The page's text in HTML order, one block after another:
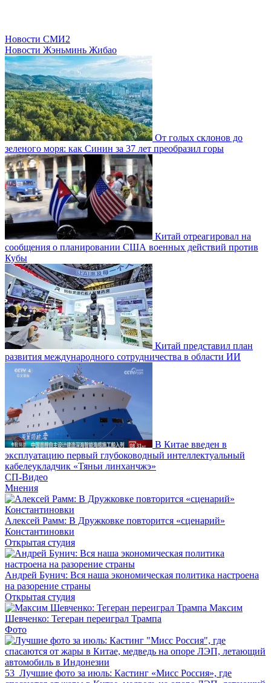
Новости СМИ2
Новости Жэньминь Жибао
От голых склонов до
зеленого моря: как Синин за 37 лет преобразил горы
Китай отреагировал на
сообщения о планировании США военных действий против
Кубы
Китай представил план
развития международного сотрудничества в области ИИ
В Китае введен в
эксплуатацию первый глубоководный интеллектуальный
кабелеукладчик «Тяньи линханчжэ»
СП-Видео
Мнения
Алексей Рамм: В Дружковке повторится «сценарий»
Константиновки
Открытая студия
Андрей Бунич: Вся наша экономическая политика настроена
на разорение страны
Открытая студия
Максим
Шевченко: Тегеран переиграл Трампа
Фото
53 Лучшие фото за июль: Кастинг «Мисс Россия», где